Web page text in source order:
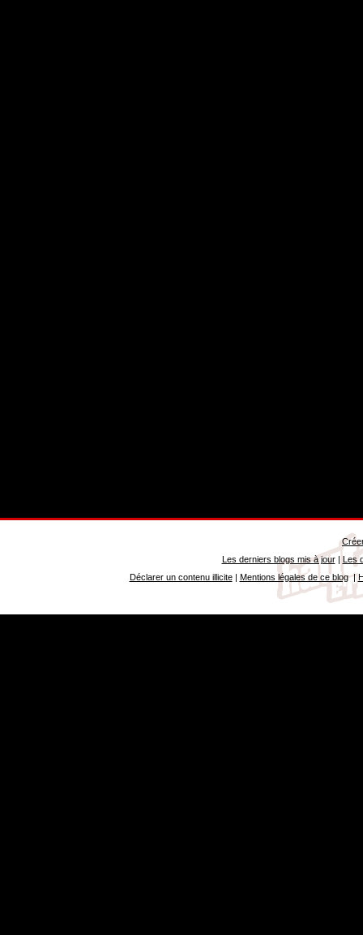
Les derniers blogs mis à jour| Les
Déclarer un contenu illicite| Mentions légales de ce blog|